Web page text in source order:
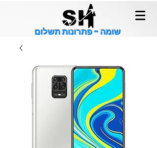
שומה - פתרונות תשלום